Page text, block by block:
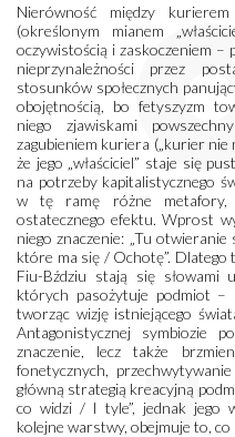
Nierówność między
(określonym mianem
oczywistością i zaskoczeniem –
nieprzynależności przez
stosunków społecznych
obojętnością, bo fetyszyzm
niego zjawiskami
zagubieniem kuriera („kurier nie
że jego „właściciel” staje się
na potrzeby kapitalistycznego
w tę ramę różne metafory,
ostatecznego efektu. Wprost
niego znaczenie: „Tu
które ma się / Ochotę”. Dlatego
Fiu-Bździu stają się słowami
których pasożytuje podmiot –
tworząc wizję istniejącego
Antagonistycznej symbiozie
znaczenie, lecz także
fonetycznych,
główną strategią kreacyjną
co widzi / I tyle”, jednak jego
kolejne warstwy, obejmuje to,